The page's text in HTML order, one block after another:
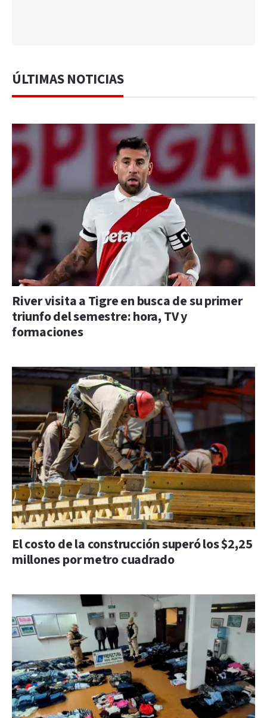
ÚLTIMAS NOTICIAS
River visita a Tigre en busca de su primer
triunfo del semestre: hora, TV y
formaciones
El costo de la construcción superó los $2,25
millones por metro cuadrado